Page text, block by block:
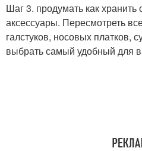
Шаг 3. продумать как
аксессуары. Пересмотреть
галстуков, носовых платков,
выбрать самый удобный для